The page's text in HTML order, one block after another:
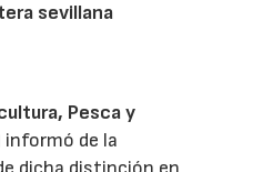
sevillana
Pesca y
informó de la